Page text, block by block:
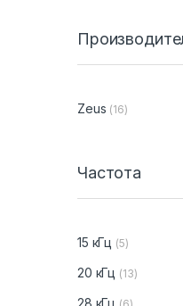
Zeus (16)
Частота
15 кГц (5)
20 кГц (13)
28 кГц